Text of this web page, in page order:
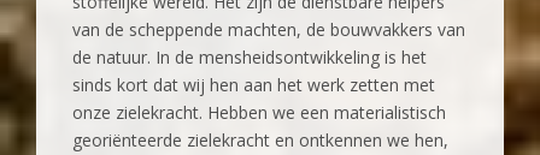
van de scheppende machten, de bouwvakkers van
de natuur. In de mensheidsontwikkeling is het
sinds kort dat wij hen aan het werk zetten met
onze zielekracht. Hebben we een materialistisch
georiënteerde zielekracht en ontkennen we hen,